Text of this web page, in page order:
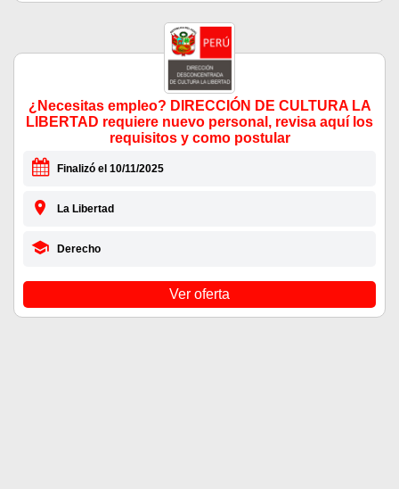
¿Necesitas empleo? DIRECCIÓN DE CULTURA LA
LIBERTAD requiere nuevo personal, revisa aquí los
requisitos y como postular
Finalizó el 10/11/2025
La Libertad
Derecho
Ver oferta